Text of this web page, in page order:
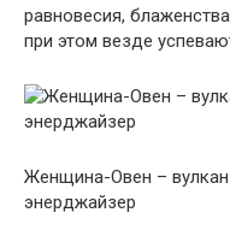
равновесия,
при этом везде
Женщина-Овен – вулкан
энерджайзер